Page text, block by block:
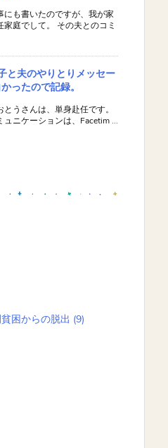
にも書いたのですが、我が家
家庭でして。 その夫とのコミ
と夫のやりとりメッセー
ったので記録。
とうさんは、単身赴任です。
ュニケーションは、Facetim ...
困からの脱出 (9)